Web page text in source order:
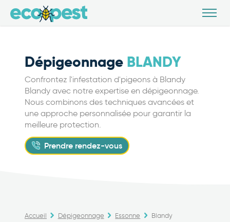
Dépigeonnage BLANDY
Confrontez l'infestation d'pigeons à Blandy
Blandy avec notre expertise en dépigeonnage.
Nous combinons des techniques avancées et
une approche personnalisée pour garantir la
meilleure protection.
Prendre rendez-vous
Accueil Dépigeonnage Essonne Blandy